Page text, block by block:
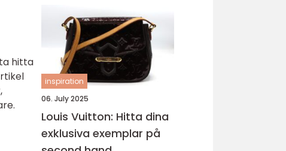
hitta
inspiration
06. July 2025
Louis Vuitton: Hitta dina
exklusiva exemplar på